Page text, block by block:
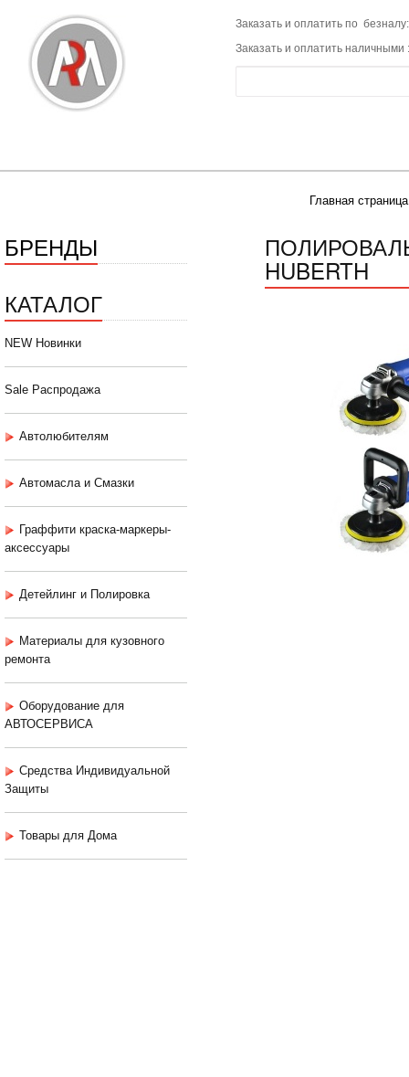
Заказать и оплатить по
Заказать и оплатить наличными
Главная страница
БРЕНДЫ
КАТАЛОГ
NEW Новинки
Sale Распродажа
Автолюбителям
Автомасла и Смазки
Граффити краска-маркеры-
аксессуары
Детейлинг и Полировка
Материалы для кузовного
ремонта
Оборудование для
АВТОСЕРВИСА
Средства Индивидуальной
Защиты
Товары для Дома
HUBERTH